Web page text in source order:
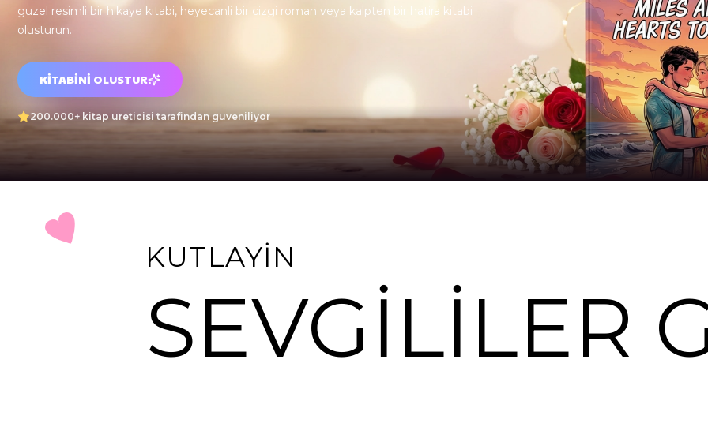
guzel resimli bir hikaye kitabi, heyecanli bir cizgi roman veya kalpten bir hatira kitabi
olusturun.
KITABINI OLUSTUR
200.000+ kitap ureticisi tarafindan guveniliyor
KUTLAYIN
SEVGILILER